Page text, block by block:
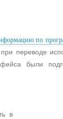
по
переводе
были
в